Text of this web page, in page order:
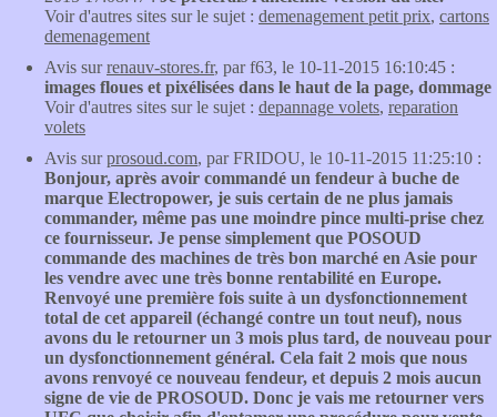
Voir d'autres sites sur le sujet : demenagement petit prix, cartons
demenagement
Avis surrenauv-stores.fr, par f63, le 10-11-2015 16:10:45 :
images floues et pixélisées dans le haut de la page, dommage
Voir d'autres sites sur le sujet : depannage volets, reparation
volets
Avis surprosoud.com, par FRIDOU, le 10-11-2015 11:25:10 :
Bonjour, après avoir commandé un fendeur à buche de
marque Electropower, je suis certain de ne plus jamais
commander, même pas une moindre pince multi-prise chez
ce fournisseur. Je pense simplement que POSOUD
commande des machines de très bon marché en Asie pour
les vendre avec une très bonne rentabilité en Europe.
Renvoyé une première fois suite à un dysfonctionnement
total de cet appareil (échangé contre un tout neuf), nous
avons du le retourner un 3 mois plus tard, de nouveau pour
un dysfonctionnement général. Cela fait 2 mois que nous
avons renvoyé ce nouveau fendeur, et depuis 2 mois aucun
signe de vie de PROSOUD. Donc je vais me retourner vers